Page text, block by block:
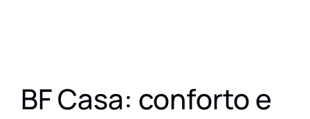
BF Casa: conforto e